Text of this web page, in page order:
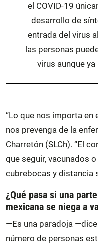
el COVID-19
desarrollo de
entrada del virus
las personas
virus aunque
“Lo que nos importa en
nos prevenga de la
Charretón (SLCh). “El
que seguir, vacunados
cubrebocas y distancia
¿Qué pasa si una
mexicana se niega a
—Es una paradoja
número de personas